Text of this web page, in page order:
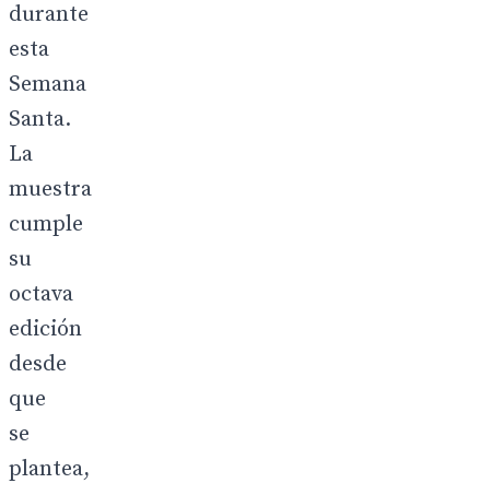
durante
esta
Semana
Santa.
La
muestra
cumple
su
octava
edición
desde
que
se
plantea,